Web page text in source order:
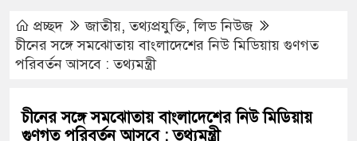
প্রচ্ছদ জাতীয়,তথ্যপ্রযুক্তি,লিড নিউজ
চীনের সঙ্গে সমঝোতায় বাংলাদেশের নিউ মিডিয়ায় গুণগত
পরিবর্তন আসবে : তথ্যমন্ত্রী
চীনের সঙ্গে সমঝোতায় বাংলাদেশের নিউ মিডিয়ায়
গুণগত পরিবর্তন আসবে : তথ্যমন্ত্রী